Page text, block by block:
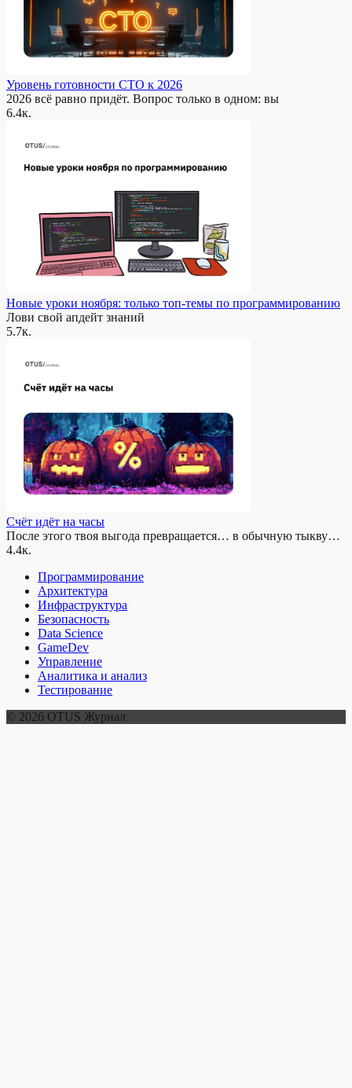
Уровень готовности CTO к 2026
2026 всё равно придёт. Вопрос только в одном: вы
6.4к.
Новые уроки ноября: только топ-темы по программированию
Лови свой апдейт знаний
5.7к.
Счёт идёт на часы
После этого твоя выгода превращается… в обычную тыкву…
4.4к.
Программирование
Архитектура
Инфраструктура
Безопасность
Data Science
GameDev
Управление
Аналитика и анализ
Тестирование
© 2026 OTUS Журнал